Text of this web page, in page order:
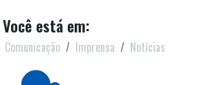
Você está em:
Comunicação Imprensa Notícias